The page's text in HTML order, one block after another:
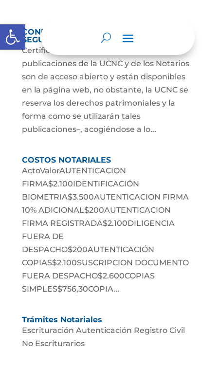
Abrir barra de herramientas
CONDICIONES TÉCNICAS MÍNIMAS Y DE
SEGURIDAD DIGITAL WEB
Certificado-paginaDescarga Las
publicaciones de la UCNC y de los Notarios
son de acceso abierto y están disponibles
en la página web, no obstante, la UCNC se
reserva los derechos patrimoniales y la
forma como se utilizarán tales
publicaciones–, acogiéndose a lo...
COSTOS NOTARIALES
ActoValorAUTENTICACION
FIRMA$2.100IDENTIFICACIÓN
BIOMETRIA$3.500AUTENTICACION FIRMA
10% ADICIONAL$200AUTENTICACION
FIRMA REGISTRADA$2.100DILIGENCIA
FUERA DE
DESPACHO$200AUTENTICACIÓN
COPIAS$2.100SUSCRIPCION DOCUMENTO
FUERA DESPACHO$2.600COPIAS
SIMPLES$756,30COPIA...
Trámites Notariales
Escrituración Autenticación Registro Civil
No Escriturarios